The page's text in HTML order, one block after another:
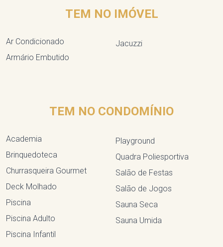
TEM NO IMÓVEL
Ar Condicionado
Armário Embutido
Jacuzzi
TEM NO CONDOMÍNIO
Academia
Brinquedoteca
Churrasqueira Gourmet
Deck Molhado
Piscina
Piscina Adulto
Piscina Infantil
Playground
Quadra Poliesportiva
Salão de Festas
Salão de Jogos
Sauna Seca
Sauna Umida